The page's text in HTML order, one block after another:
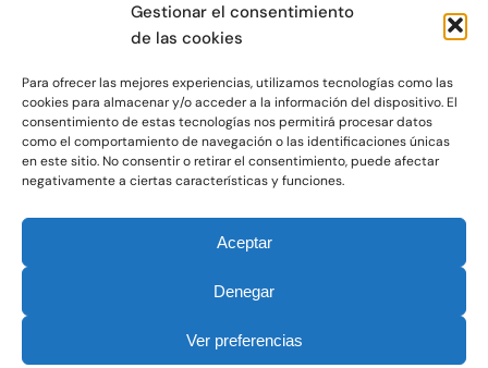
Gestionar el consentimiento
de las cookies
Para ofrecer las mejores experiencias, utilizamos tecnologías como las
cookies para almacenar y/o acceder a la información del dispositivo. El
consentimiento de estas tecnologías nos permitirá procesar datos
como el comportamiento de navegación o las identificaciones únicas
en este sitio. No consentir o retirar el consentimiento, puede afectar
negativamente a ciertas características y funciones.
Aceptar
Denegar
Ver preferencias
Telf: 947 266 142
oap@faeburgos.org
Política de Privacidad